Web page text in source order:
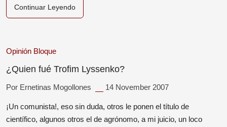
Continuar Leyendo
Opinión Bloque
¿Quien fué Trofim Lyssenko?
Por Ernetinas Mogollones 14 November 2007
¡Un comunista!, eso sin duda, otros le ponen el título de
científico, algunos otros el de agrónomo, a mi juicio, un loco